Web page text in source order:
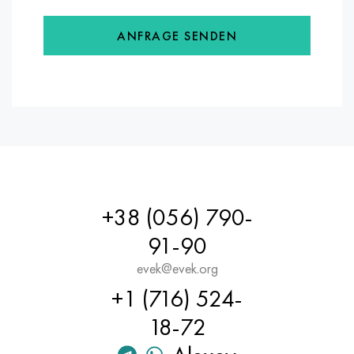
ANFRAGE SENDEN
+38 (056) 790-
91-90
evek@evek.org
+1 (716) 524-
18-72